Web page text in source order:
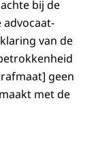
bij de
advocaat-
van de
geen
met de